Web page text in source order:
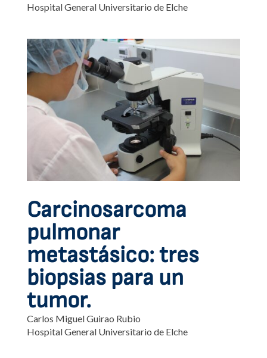
Hospital General Universitario de Elche
Carcinosarcoma
pulmonar
metastásico: tres
biopsias para un
tumor.
Carlos Miguel Guirao Rubio
Hospital General Universitario de Elche